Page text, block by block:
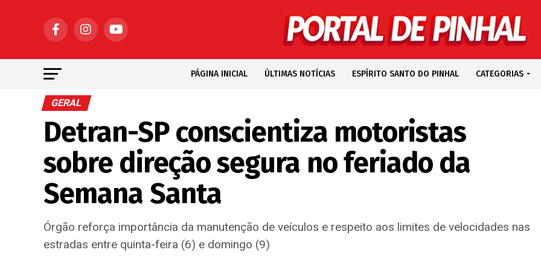
PÁGINA INICIAL ÚLTIMAS NOTÍCIAS ESPÍRITO SANTO DO PINHAL CATEGORIAS
GERAL
Detran-SP conscientiza motoristas
sobre direção segura no feriado da
Semana Santa
Órgão reforça importância da manutenção de veículos e respeito aos limites de velocidades nas
estradas entre quinta-feira (6) e domingo (9)